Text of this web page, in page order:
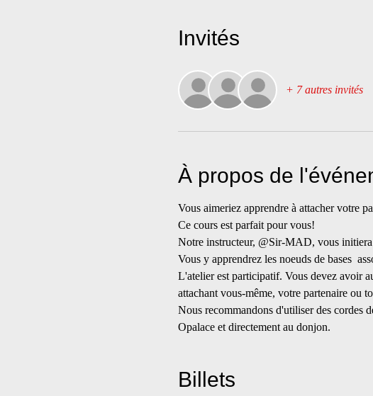
Invités
+ 7 autres invités
À propos de
Vous aimeriez apprendre à attacher votre
Ce cours est parfait pour vous!
Notre instructeur, @Sir-MAD, vous
Vous y apprendrez les noeuds de bases
L'atelier est participatif. Vous devez avoir
attachant vous-même, votre partenaire ou
Nous recommandons d'utiliser des cordes
Opalace et directement au donjon.
Billets